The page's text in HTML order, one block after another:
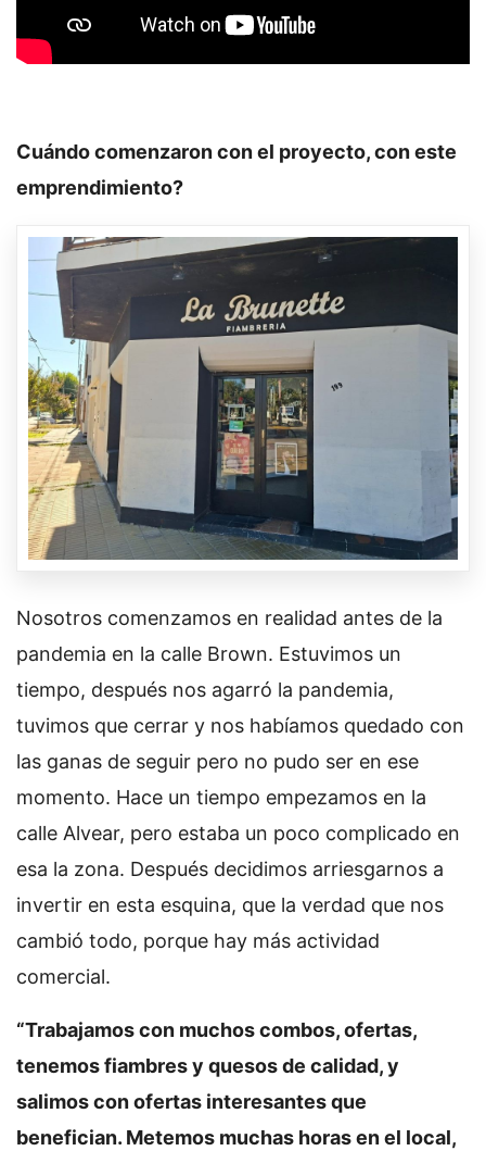
Cuándo comenzaron con el proyecto, con este
emprendimiento?
Nosotros comenzamos en realidad antes de la
pandemia en la calle Brown. Estuvimos un
tiempo, después nos agarró la pandemia,
tuvimos que cerrar y nos habíamos quedado con
las ganas de seguir pero no pudo ser en ese
momento. Hace un tiempo empezamos en la
calle Alvear, pero estaba un poco complicado en
esa la zona. Después decidimos arriesgarnos a
invertir en esta esquina, que la verdad que nos
cambió todo, porque hay más actividad
comercial.
“Trabajamos con muchos combos, ofertas,
tenemos fiambres y quesos de calidad, y
salimos con ofertas interesantes que
benefician. Metemos muchas horas en el local,